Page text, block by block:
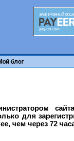
блог
для
чем через 72